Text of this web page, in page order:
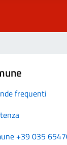
frequenti
+39 035